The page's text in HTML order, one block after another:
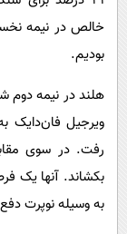
خالص در نیمه‌
بودیم.
هلند در نیمه‌ دوم
ویرجیل فان‌دایک
رفت. در سوی
بکشاند. آنها یک
به وسیله‌ نوپرت